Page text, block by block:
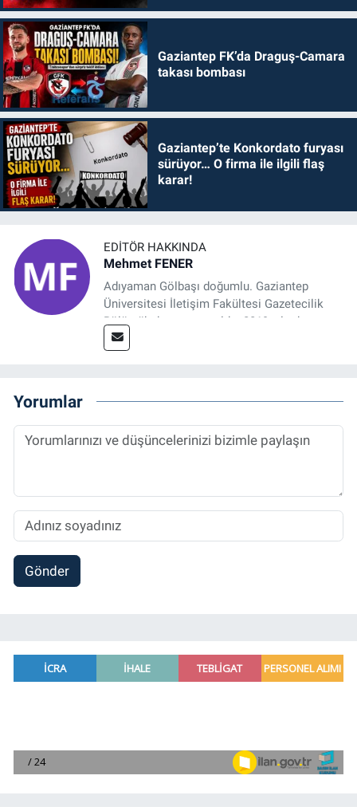
Gaziantep FK’da Draguş-Camara
takası bombası
Gaziantep’te Konkordato furyası
sürüyor… O firma ile ilgili flaş
karar!
EDITÖR HAKKINDA
Mehmet FENER
Adıyaman Gölbaşı doğumlu. Gaziantep
Üniversitesi İletişim Fakültesi Gazetecilik
Bölümü’nden mezun oldu. 2019 yılında
başladığı gazetecilik mesleğinde, muhabir,
Sorumlu Haber Editörü' olarak devam
etmektedir.
Yorumlar
Gönder